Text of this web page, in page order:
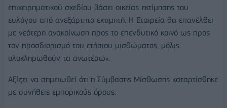
επιχειρηματικού σχεδίου βάσει οικείας εκτίμησης του
ευλόγου από ανεξάρτητο εκτιμητή. Η Εταιρεία θα επανέλθει
με νεότερη ανακοίνωση προς το επενδυτικό κοινό ως προς
τον προσδιορισμό του ετήσιου μισθώματος, μόλις
ολοκληρωθούν τα ανωτέρω».
Αξίζει να σημειωθεί ότι η Σύμβασης Μίσθωσης καταρτίσθηκε
με συνήθεις εμπορικούς όρους.